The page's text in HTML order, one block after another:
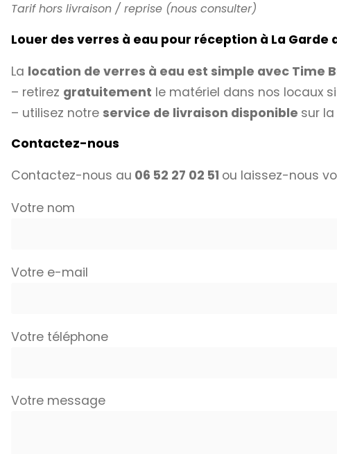
Tarif hors livraison / reprise (nous consulter)
Louer des verres à eau pour réception à La Garde
La location de verres à eau est simple avec Time
– retirez gratuitement le matériel dans nos locaux
– utilisez notre service de livraison disponible sur
Contactez-nous
Contactez-nous au 06 52 27 02 51 ou laissez-nous
Votre nom
Votre e-mail
Votre téléphone
Votre message